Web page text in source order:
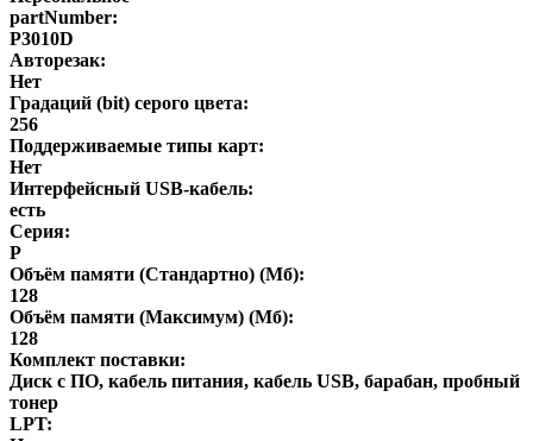
partNumber:
P3010D
Авторезак:
Нет
Градаций (bit) серого цвета:
256
Поддерживаемые типы карт:
Нет
Интерфейсный USB-кабель:
есть
Серия:
P
Объём памяти (Стандартно) (Мб):
128
Объём памяти (Максимум) (Мб):
128
Комплект поставки:
Диск с ПО, кабель питания, кабель USB, барабан, пробный
тонер
LPT: